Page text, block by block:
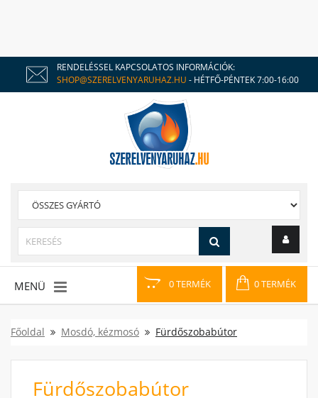
RENDELÉSSEL KAPCSOLATOS INFORMÁCIÓK:
SHOP@SZERELVENYARUHAZ.HU - HÉTFŐ-PÉNTEK 7:00-16:00
0 TERMÉK 0 TERMÉK
MENÜ
Főoldal Mosdó, kézmosó Fürdőszobabútor
Fürdőszobabútor